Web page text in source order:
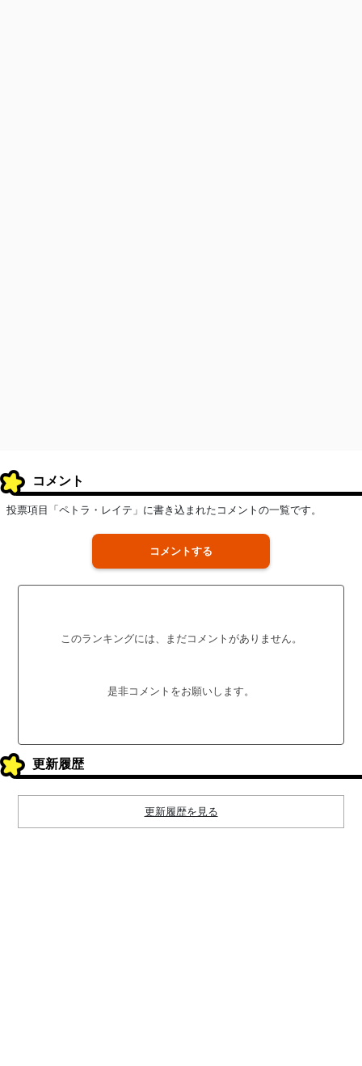
コメント
投票項目「ペトラ・レイテ」に書き込まれたコメントの一覧です。
コメントする
このランキングには、まだコメントがありません。
是非コメントをお願いします。
更新履歴
更新履歴を見る